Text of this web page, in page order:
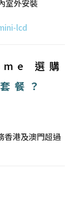
室外安裝
lcd
選購
餐？
香港及澳門超過